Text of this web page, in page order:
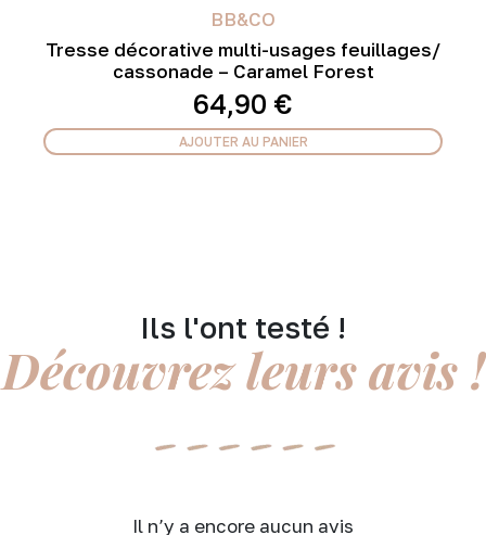
BB&CO
Tresse décorative multi-usages feuillages/
cassonade – Caramel Forest
64,90 €
AJOUTER AU PANIER
Ils l'ont testé !
Découvrez leurs avis !
Il n’y a encore aucun avis